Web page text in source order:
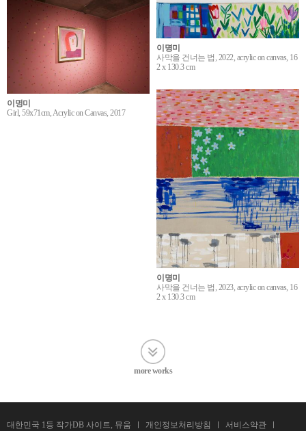
이명미
사막을 건너는 법, 2022, acrylic on canvas, 16
2 x 130.3 cm
이명미
Girl, 59x71cm, Acrylic on Canvas, 2017
이명미
사막을 건너는 법, 2023, acrylic on canvas, 16
2 x 130.3 cm
more works
대한민국 1등 작가DB 사이트, 뮤움 개인정보처리방침 서비스약관